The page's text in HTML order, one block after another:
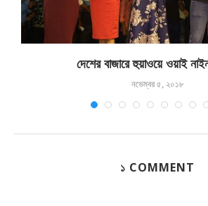
দেশের বাজারে হুয়াওয়ে ওয়াই
নভেম্বর ৫, ২০১৮
১ COMMENT